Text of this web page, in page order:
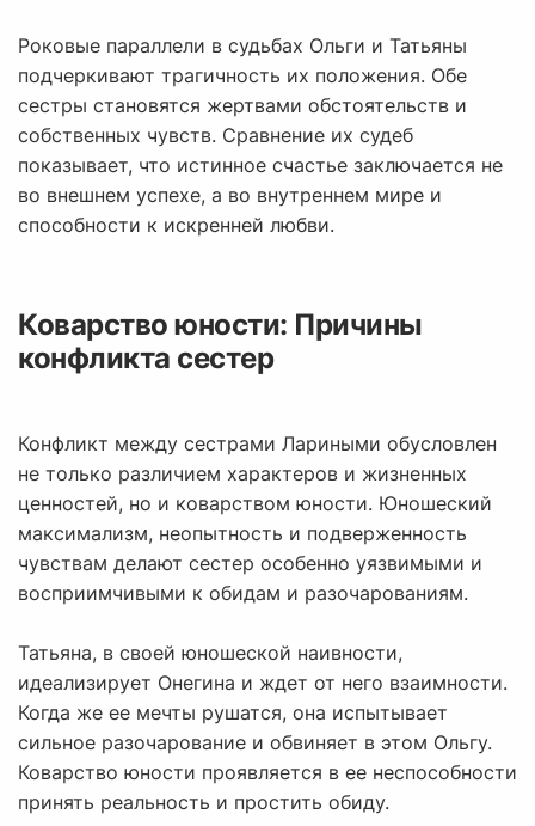
Роковые параллели в судьбах Ольги и Татьяны
подчеркивают трагичность их положения. Обе
сестры становятся жертвами обстоятельств и
собственных чувств. Сравнение их судеб
показывает, что истинное счастье заключается не
во внешнем успехе, а во внутреннем мире и
способности к искренней любви.
Коварство юности: Причины
конфликта сестер
Конфликт между сестрами Лариными обусловлен
не только различием характеров и жизненных
ценностей, но и коварством юности. Юношеский
максимализм, неопытность и подверженность
чувствам делают сестер особенно уязвимыми и
восприимчивыми к обидам и разочарованиям.
Татьяна, в своей юношеской наивности,
идеализирует Онегина и ждет от него взаимности.
Когда же ее мечты рушатся, она испытывает
сильное разочарование и обвиняет в этом Ольгу.
Коварство юности проявляется в ее неспособности
принять реальность и простить обиду.